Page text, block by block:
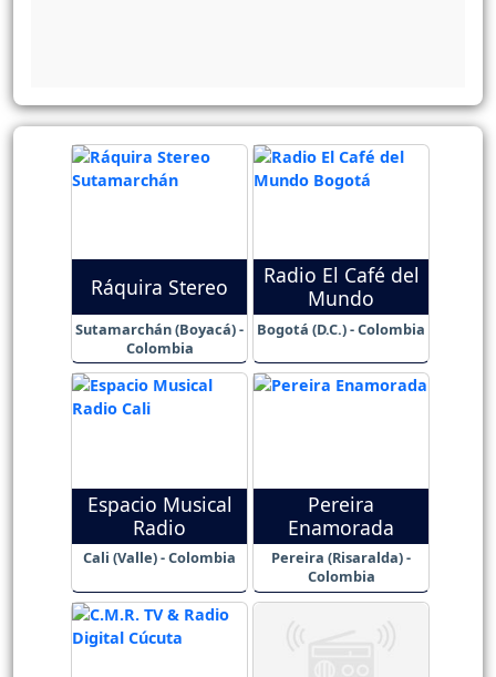
Ráquira Stereo
Sutamarchán (Boyacá) -
Colombia
Radio El Café del
Mundo
Bogotá (D.C.) - Colombia
Espacio Musical
Radio
Cali (Valle) - Colombia
Pereira
Enamorada
Pereira (Risaralda) -
Colombia